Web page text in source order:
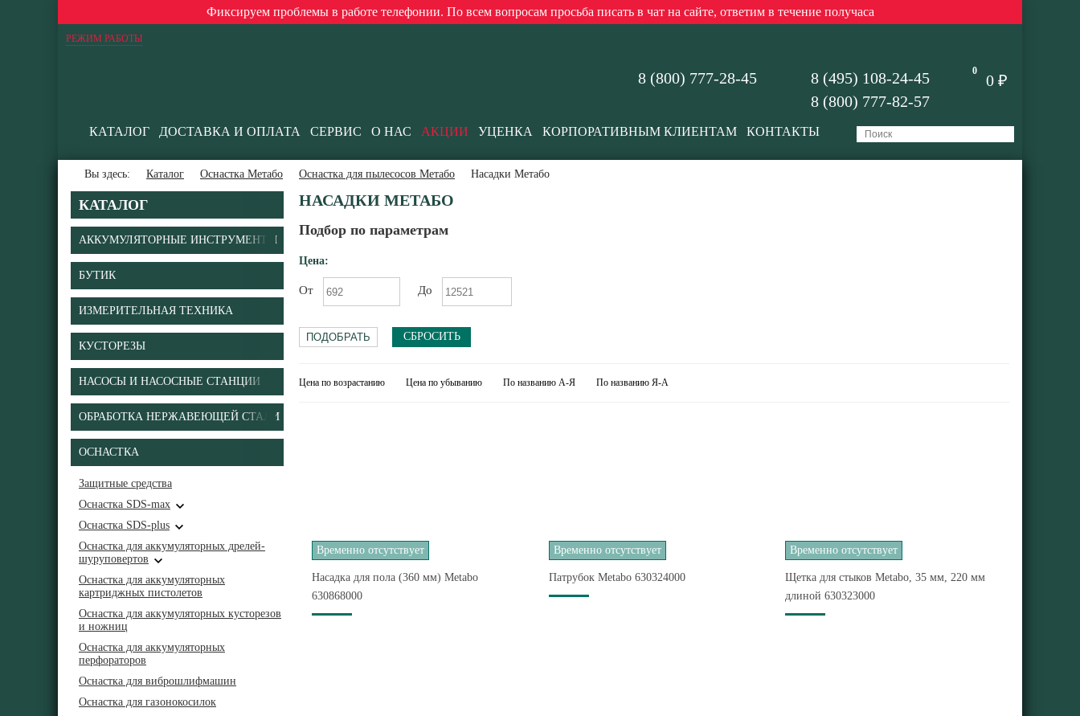
Фиксируем проблемы в работе телефонии. По всем вопросам просьба писать в чат на сайте, ответим в течение получаса
РЕЖИМ РАБОТЫ
0
0 ₽
8 (495) 108-24-45
8 (800) 777-82-57
8 (800) 777-28-45
КАТАЛОГ ДОСТАВКА И ОПЛАТА СЕРВИС О НАС АКЦИИ УЦЕНКА КОРПОРАТИВНЫМ КЛИЕНТАМ КОНТАКТЫ
Вы здесь: Каталог Оснастка Метабо Оснастка для пылесосов Метабо Насадки Метабо
КАТАЛОГ
АККУМУЛЯТОРНЫЕ ИНСТРУМЕНТЫ
БУТИК
ИЗМЕРИТЕЛЬНАЯ ТЕХНИКА
КУСТОРЕЗЫ
НАСОСЫ И НАСОСНЫЕ СТАНЦИИ
ОБРАБОТКА НЕРЖАВЕЮЩЕЙ СТАЛИ
ОСНАСТКА
Защитные средства
Оснастка SDS-max
Оснастка SDS-plus
Оснастка для аккумуляторных дрелей-
шуруповертов
Оснастка для аккумуляторных
картриджных пистолетов
Оснастка для аккумуляторных кусторезов
и ножниц
Оснастка для аккумуляторных
перфораторов
Оснастка для виброшлифмашин
Оснастка для газонокосилок
НАСАДКИ МЕТАБО
Подбор по параметрам
Цена:
От До
СБРОСИТЬ
Цена по возрастанию Цена по убыванию По названию А-Я По названию Я-А
Временно отсутствует
Насадка для пола (360 мм) Metabo
630868000
Временно отсутствует
Патрубок Metabo 630324000
Временно отсутствует
Щетка для стыков Metabo, 35 мм, 220 мм
длиной 630323000